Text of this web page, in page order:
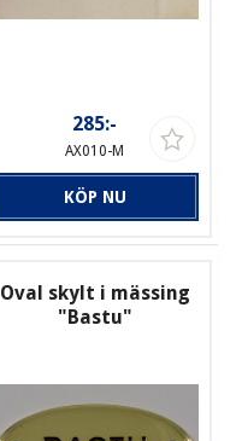
285:-
AX010-M
KÖP NU
Oval skylt i mässing
"Bastu"